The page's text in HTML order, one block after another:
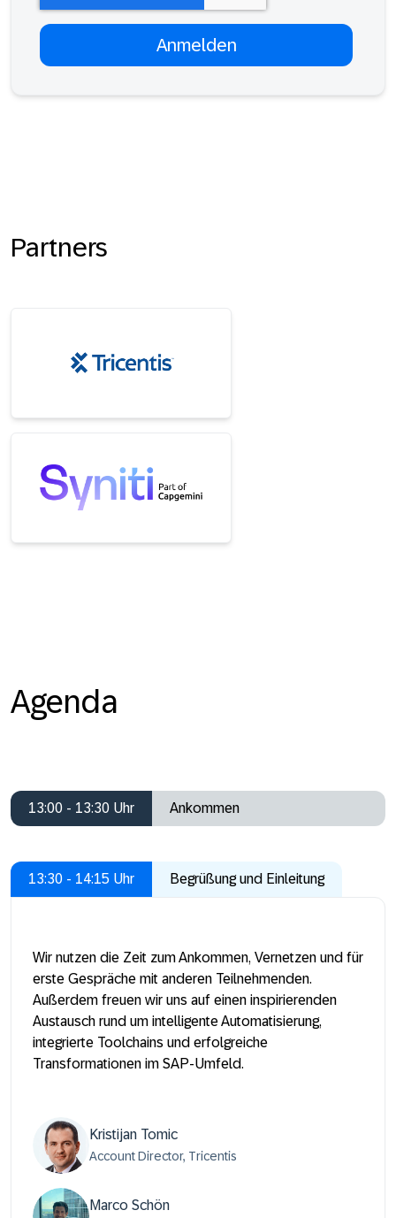
Partners
Agenda
13:00 - 13:30 Uhr Ankommen
13:30 - 14:15 Uhr Begrüßung und Einleitung
Wir nutzen die Zeit zum Ankommen, Vernetzen und für
erste Gespräche mit anderen Teilnehmenden.
Außerdem freuen wir uns auf einen inspirierenden
Austausch rund um intelligente Automatisierung,
integrierte Toolchains und erfolgreiche
Transformationen im SAP-Umfeld.
Kristijan Tomic
Account Director, Tricentis
Marco Schön